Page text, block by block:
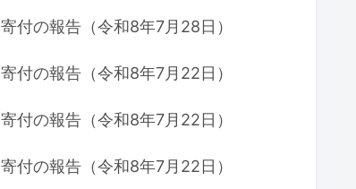
寄付の報告（令和8年7月28日）
寄付の報告（令和8年7月22日）
寄付の報告（令和8年7月22日）
寄付の報告（令和8年7月22日）